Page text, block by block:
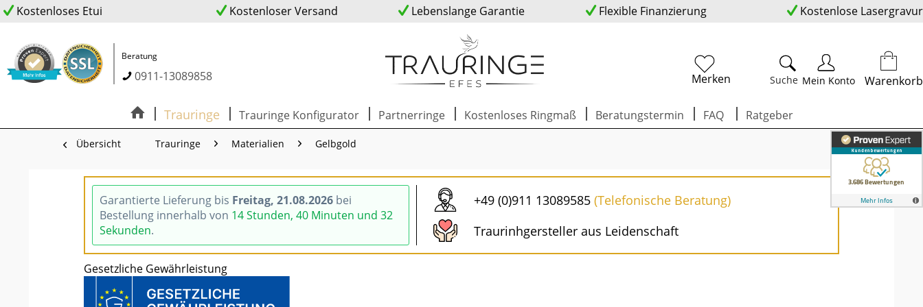
Kostenloses Etui Kostenloser Versand Lebenslange Garantie Flexible Finanzierung Kostenlose Lasergravur
Beratung
0911-13089858 Suche
Merken Mein Konto Warenkorb
Trauringe Trauringe Konfigurator Partnerringe Kostenloses Ringmaß Beratungstermin FAQ Ratgeber
Übersicht Trauringe Materialien Gelbgold
Garantierte Lieferung bis Freitag, 21.08.2026 bei
Bestellung innerhalb von 14 Stunden, 40 Minuten und 31
Sekunden.
+49 (0)911 13089585(Telefonische Beratung)
Traurinhgersteller aus Leidenschaft
Gesetzliche Gewährleistung